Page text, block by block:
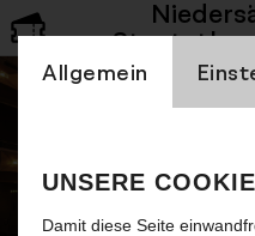
Einstellung
Allgemein
UNSERE
Damit diese Seite